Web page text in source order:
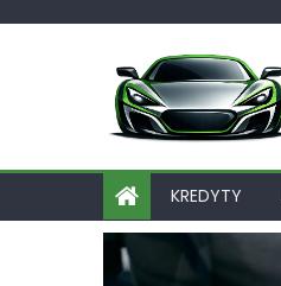
Skip
KREDYTY